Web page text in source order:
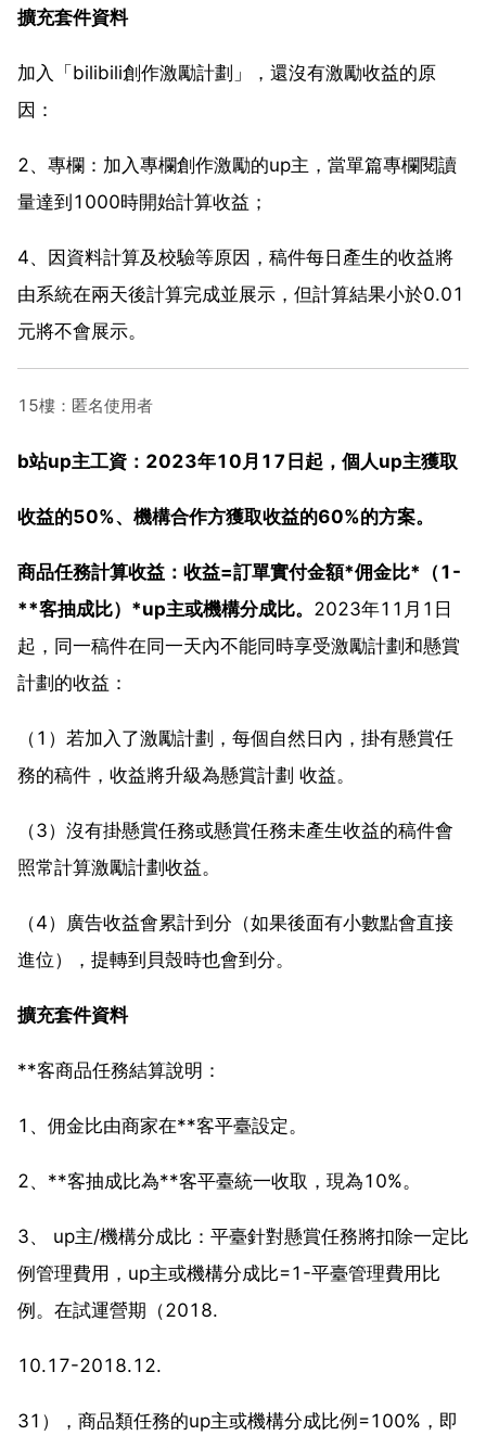
擴充套件資料
加入「bilibili創作激勵計劃」，還沒有激勵收益的原
因：
2、專欄：加入專欄創作激勵的up主，當單篇專欄閱讀
量達到1000時開始計算收益；
4、因資料計算及校驗等原因，稿件每日產生的收益將
由系統在兩天後計算完成並展示，但計算結果小於0.01
元將不會展示。
15樓：匿名使用者
b站up主工資：2023年10月17日起，個人up主獲取
收益的50%、機構合作方獲取收益的60%的方案。
商品任務計算收益：收益=訂單實付金額*佣金比*（1-
**客抽成比）*up主或機構分成比。 2023年11月1日
起，同一稿件在同一天內不能同時享受激勵計劃和懸賞
計劃的收益：
（1）若加入了激勵計劃，每個自然日內，掛有懸賞任
務的稿件，收益將升級為懸賞計劃 收益。
（3）沒有掛懸賞任務或懸賞任務未產生收益的稿件會
照常計算激勵計劃收益。
（4）廣告收益會累計到分（如果後面有小數點會直接
進位），提轉到貝殼時也會到分。
擴充套件資料
**客商品任務結算說明：
1、佣金比由商家在**客平臺設定。
2、**客抽成比為**客平臺統一收取，現為10%。
3、 up主/機構分成比：平臺針對懸賞任務將扣除一定比
例管理費用，up主或機構分成比=1-平臺管理費用比
例。在試運營期（2018.
10.17-2018.12.
31），商品類任務的up主或機構分成比例=100%，即